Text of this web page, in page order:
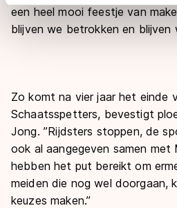
adequaat beschermingsniveau
Door op ‘Toestaan’ te klikken,
een heel mooi feestje van
blijven we betrokken en blijven
Zo komt na vier jaar het einde
Schaatsspetters, bevestigt
Jong. ’’Rijdsters stoppen, de
ook al aangegeven samen met
hebben het put bereikt om
meiden die nog wel doorgaan,
keuzes maken.’’